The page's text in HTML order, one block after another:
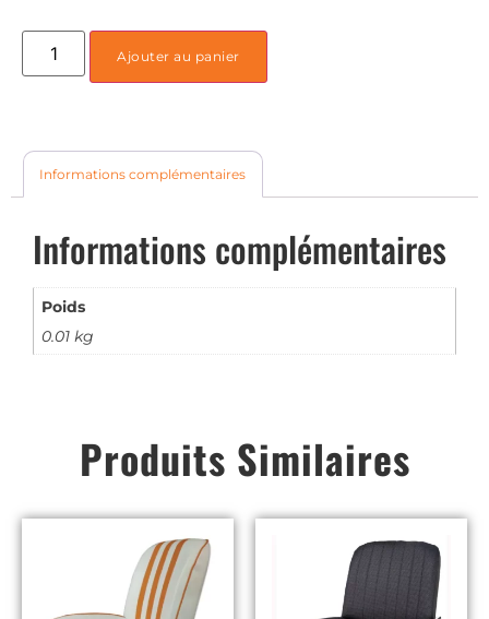
Ajouter au panier
Informations complémentaires
Informations complémentaires
Poids
0.01 kg
Produits Similaires